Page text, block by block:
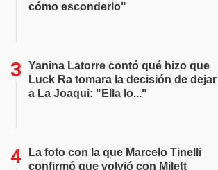
cómo esconderlo"
Yanina Latorre contó qué hizo que
Luck Ra tomara la decisión de dejar
a La Joaqui: "Ella lo..."
La foto con la que Marcelo Tinelli
confirmó que volvió con Milett